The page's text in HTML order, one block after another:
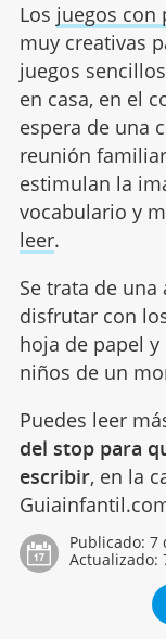
Los juegos con
muy creativas
juegos
en casa, en el
espera de una
reunión
estimulan la
vocabulario y
leer.
Se trata de
disfrutar con
hoja de papel
niños de un
Puedes leer
del stop para
escribir, en la
Publicado: 7
Actualizado: